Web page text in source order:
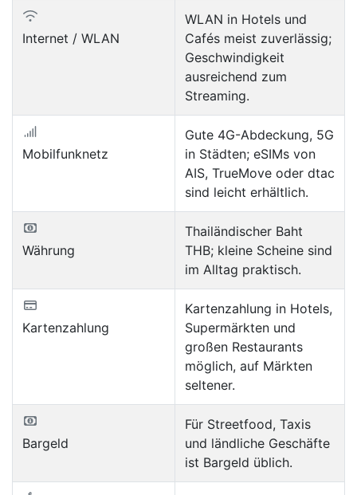
Internet / WLAN
WLAN in Hotels und
Cafés meist zuverlässig;
Geschwindigkeit
ausreichend zum
Streaming.
Mobilfunknetz
Gute 4G-Abdeckung, 5G
in Städten; eSIMs von
AIS, TrueMove oder dtac
sind leicht erhältlich.
Währung
Thailändischer Baht
THB; kleine Scheine sind
im Alltag praktisch.
Kartenzahlung
Kartenzahlung in Hotels,
Supermärkten und
großen Restaurants
möglich, auf Märkten
seltener.
Bargeld
Für Streetfood, Taxis
und ländliche Geschäfte
ist Bargeld üblich.